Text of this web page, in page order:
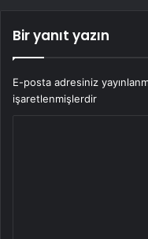
Bir yanıt yazın
E-posta adresiniz
işaretlenmişlerdir